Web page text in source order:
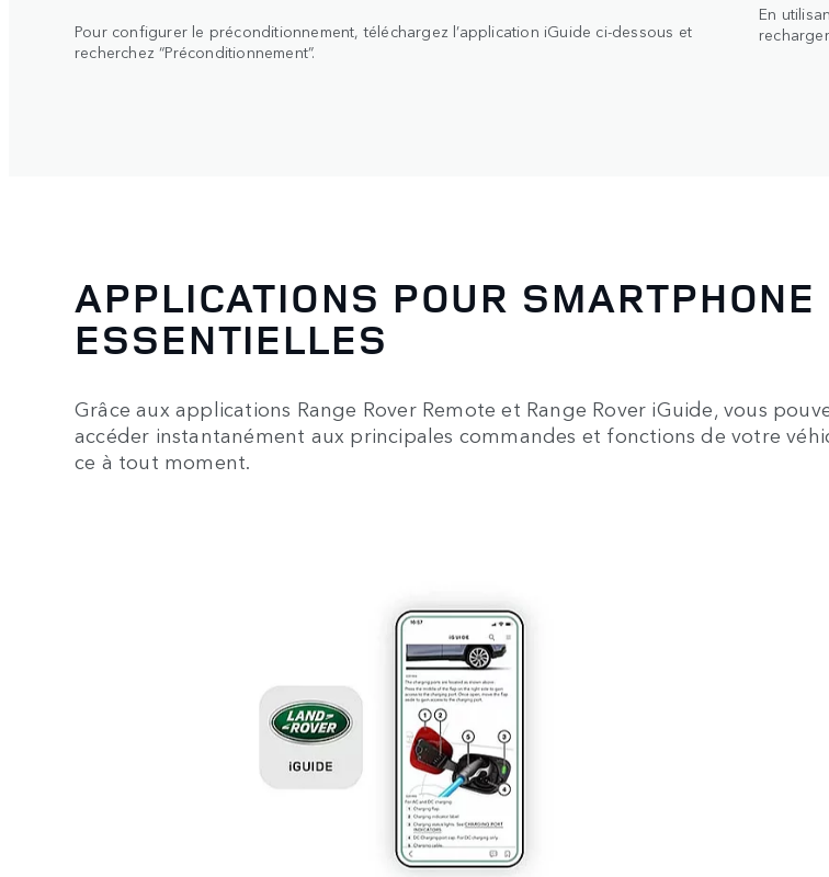
Pour configurer le préconditionnement, téléchargez l’application iGuide ci-dessous et
recherchez “Préconditionnement”.
En
APPLICATIONS POUR SMARTPHONE
ESSENTIELLES
Grâce aux applications Range Rover Remote et Range Rover iGuide, vous
accéder instantanément aux principales commandes et fonctions de votre
ce à tout moment.